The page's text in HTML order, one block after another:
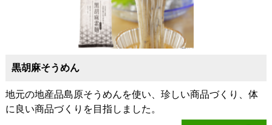
黒胡麻そうめん
地元の地産品島原そうめんを使い、珍しい商品づくり、体
に良い商品づくりを目指しました。